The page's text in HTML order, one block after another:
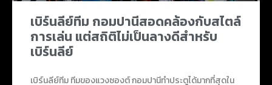
เบิร์นลีย์ทีม กอมปานีสอดคล้องกับสไตล์
การเล่น แต่สถิติไม่เป็นลางดีสำหรับ
เบิร์นลีย์
เบิร์นลีย์ทีม ทีมของแวงซองต์ กอมปานีทำประตูได้มากที่สุดใน